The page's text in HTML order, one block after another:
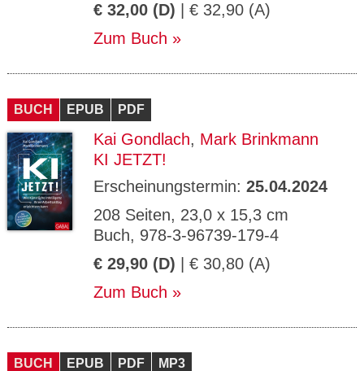
€ 32,00 (D) | € 32,90 (A)
Zum Buch
BUCH EPUB PDF
Kai Gondlach, Mark Brinkmann
KI JETZT!
Erscheinungstermin: 25.04.2024
208 Seiten, 23,0 x 15,3 cm
Buch, 978-3-96739-179-4
€ 29,90 (D) | € 30,80 (A)
Zum Buch
BUCH EPUB PDF MP3